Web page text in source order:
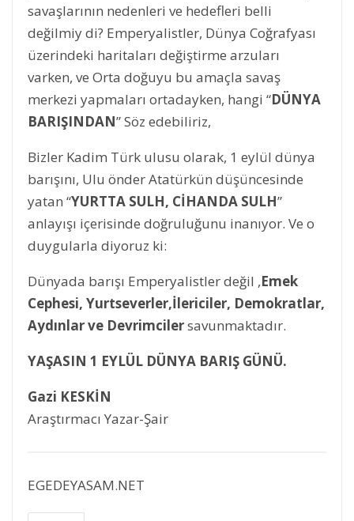
savaşlarının nedenleri ve hedefleri belli
değilmiy di? Emperyalistler, Dünya Coğrafyası
üzerindeki haritaları değiştirme arzuları
varken, ve Orta doğuyu bu amaçla savaş
merkezi yapmaları ortadayken, hangi “DÜNYA
BARIŞINDAN” Söz edebiliriz,
Bizler Kadim Türk ulusu olarak, 1 eylül dünya
barışını, Ulu önder Atatürkün düşüncesinde
yatan “YURTTA SULH, CİHANDA SULH”
anlayışı içerisinde doğruluğunu inanıyor. Ve o
duygularla diyoruz ki:
Dünyada barışı Emperyalistler değil ,Emek
Cephesi, Yurtseverler,İlericiler, Demokratlar,
Aydınlar ve Devrimcilersavunmaktadır.
YAŞASIN 1 EYLÜL DÜNYA BARIŞ GÜNÜ.
Gazi KESKİN
Araştırmacı Yazar-Şair
EGEDEYASAM.NET